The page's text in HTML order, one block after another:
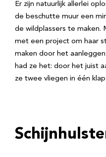
Er zijn natuurlijk allerlei
de beschutte muur een
de wildplassers te maken.
met een project om haar
maken door het
had ze het: door het juist
ze twee vliegen in één klap